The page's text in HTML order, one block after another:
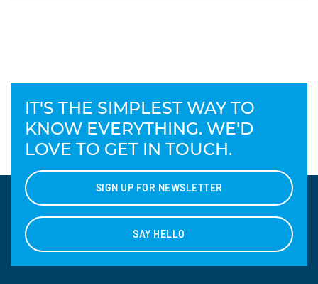
IT'S THE SIMPLEST WAY TO
KNOW EVERYTHING. WE'D
LOVE TO GET IN TOUCH.
SIGN UP FOR NEWSLETTER
SAY HELLO